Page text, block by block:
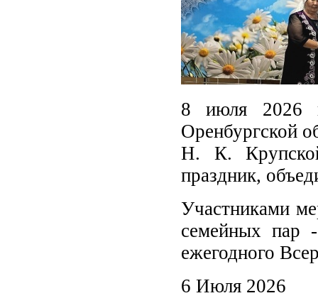
8 июля 2026
Оренбургской
Н. К.
праздник,
Участниками
семейных пар -
ежегодного
6 Июля 2026